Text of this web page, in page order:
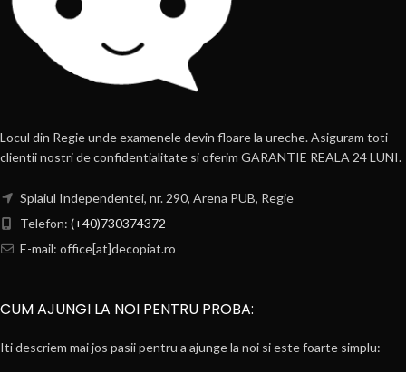
Locul din Regie unde examenele devin floare la ureche. Asiguram toti
clientii nostri de confidentialitate si oferim GARANTIE REALA 24 LUNI.
Splaiul Independentei, nr. 290, Arena PUB, Regie
Telefon: (+40)730374372
E-mail: office[at]decopiat.ro
CUM AJUNGI LA NOI PENTRU PROBA:
Iti descriem mai jos pasii pentru a ajunge la noi si este foarte simplu: